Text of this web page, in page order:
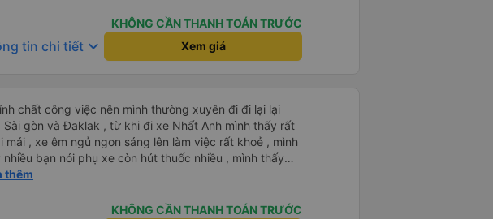
KHÔNG CẦN THANH TOÁN TRƯỚC
tin chi tiết keyboard_arrow_down Xem giá
chất công việc nên mình thường xuyên đi đi lại lại
Sài gòn và Đaklak , từ khi đi xe Nhất Anh mình thấy rất
mái , xe êm ngủ ngon sáng lên làm việc rất khoẻ , mình
nhiều bạn nói phụ xe còn hút thuốc nhiều , mình thấy
có hút nhưng các bạn ấy cũng để khói ngay chỗ
cũng thông cảm cho các bạn được . Còn mọi thứ nhà
thêm
KHÔNG CẦN THANH TOÁN TRƯỚC